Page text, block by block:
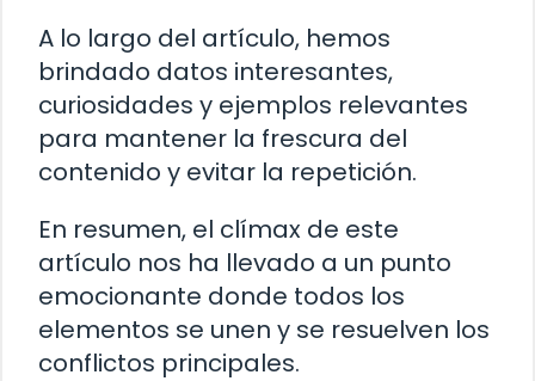
A lo largo del artículo, hemos
brindado datos interesantes,
curiosidades y ejemplos relevantes
para mantener la frescura del
contenido y evitar la repetición.
En resumen, el clímax de este
artículo nos ha llevado a un punto
emocionante donde todos los
elementos se unen y se resuelven los
conflictos principales.